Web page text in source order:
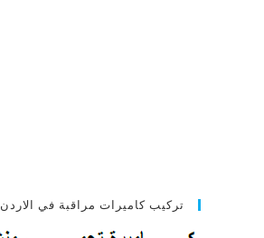
تركيب كاميرات مراقبة في الاردن